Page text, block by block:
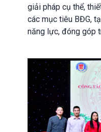
giải pháp cụ thể,
các mục tiêu BĐG,
năng lực, đóng góp